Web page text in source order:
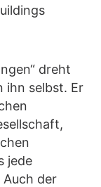
dreht
ihn selbst. Er
jede
der